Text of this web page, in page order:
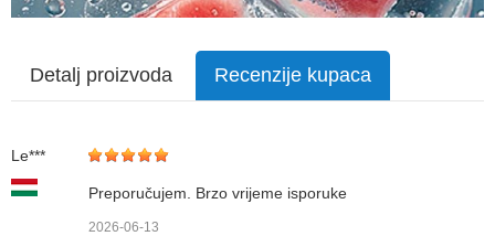
Detalj proizvoda Recenzije kupaca
Le***
Preporučujem. Brzo vrijeme isporuke
2026-06-13